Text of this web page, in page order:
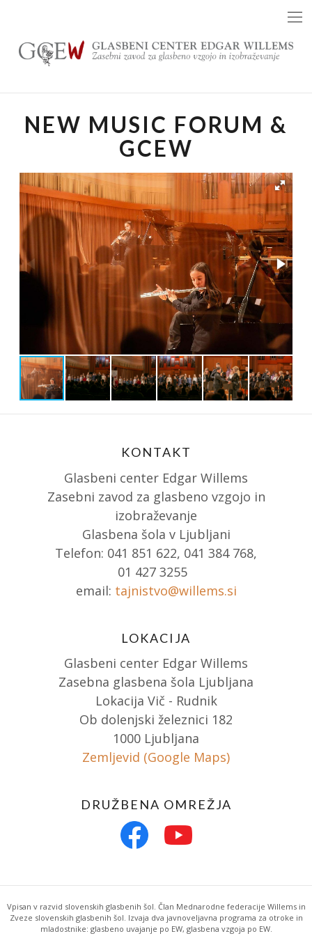
content
NEW MUSIC FORUM &
GCEW
KONTAKT
Glasbeni center Edgar Willems
Zasebni zavod za glasbeno vzgojo in
izobraževanje
Glasbena šola v Ljubljani
Telefon: 041 851 622, 041 384 768,
01 427 3255
email: tajnistvo@willems.si
LOKACIJA
Glasbeni center Edgar Willems
Zasebna glasbena šola Ljubljana
Lokacija Vič - Rudnik
Ob dolenjski železnici 182
1000 Ljubljana
Zemljevid (Google Maps)
DRUŽBENA OMREŽJA
Vpisan v razvid slovenskih glasbenih šol. Član Mednarodne federacije Willems in
Zveze slovenskih glasbenih šol. Izvaja dva javnoveljavna programa za otroke in
mladostnike: glasbeno uvajanje po EW, glasbena vzgoja po EW.